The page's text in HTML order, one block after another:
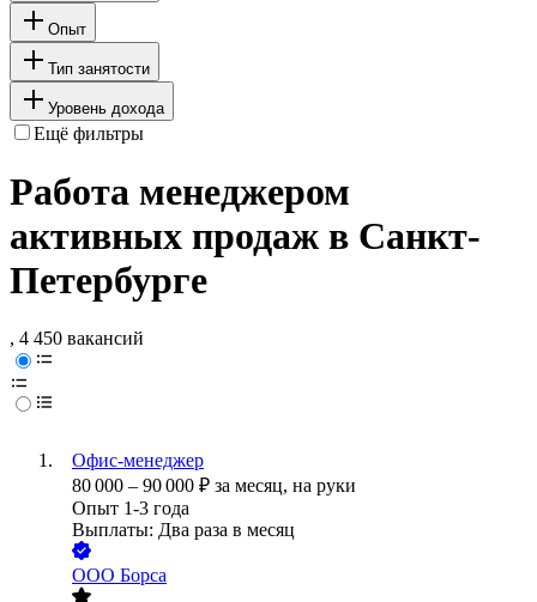
Опыт
Тип занятости
Уровень дохода
Ещё фильтры
Работа менеджером
активных продаж в Санкт-
Петербурге
, 4 450 вакансий
Офис-менеджер
80 000 – 90 000 ₽ за месяц, на руки
Опыт 1-3 года
Выплаты: Два раза в месяц
ООО Борса